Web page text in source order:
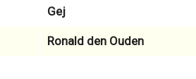
Gej
Ronald den Ouden